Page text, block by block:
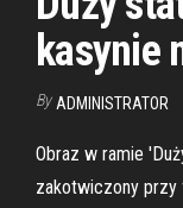
kasynie
By ADMINISTRATOR
Obraz w ramie
zakotwiczony przy